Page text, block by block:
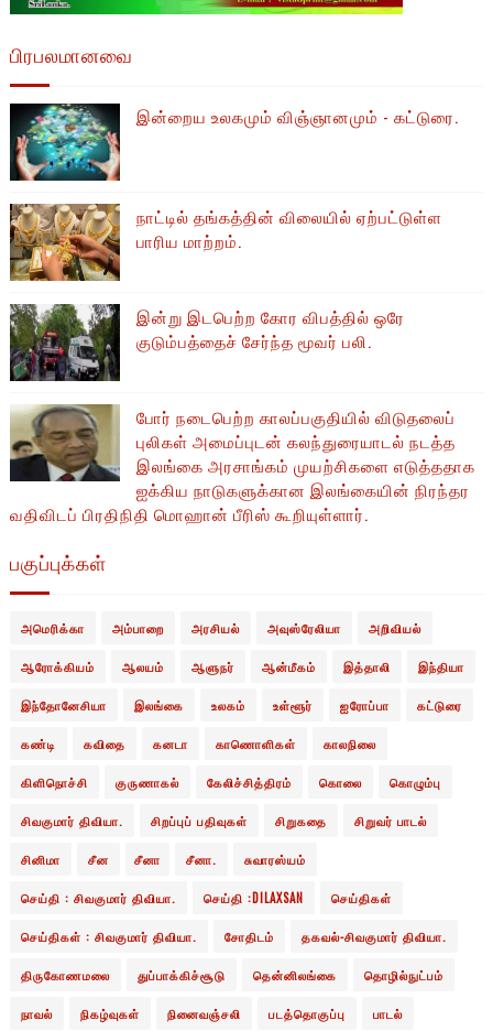
பிரபலமானவை
இன்றைய உலகமும் விஞ்ஞானமும் - கட்டுரை.
நாட்டில் தங்கத்தின் விலையில் ஏற்பட்டுள்ள
பாரிய மாற்றம்.
இன்று இடபெற்ற கோர விபத்தில் ஒரே
குடும்பத்தைச் சேர்ந்த மூவர் பலி.
போர் நடைபெற்ற காலப்பகுதியில் ​​விடுதலைப்
புலிகள் அமைப்புடன் கலந்துரையாடல் நடத்த
இலங்கை அரசாங்கம் முயற்சிகளை எடுத்ததாக
ஐக்கிய நாடுகளுக்கான இலங்கையின் நிரந்தர
வதிவிடப் பிரதிநிதி மொஹான் பீரிஸ் கூறியுள்ளார்.
பகுப்புக்கள்
அமெரிக்கா அம்பாறை அரசியல் அவுஸ்ரேலியா அறிவியல்
ஆரோக்கியம் ஆலயம் ஆளுநர் ஆன்மீகம் இத்தாலி இந்தியா
இந்தோனேசியா இலங்கை உலகம் உள்ளூர் ஐரோப்பா கட்டுரை
கண்டி கவிதை கனடா காணொளிகள் காலநிலை
கிளிநொச்சி குருணாகல் கேலிச்சித்திரம் கொலை கொழும்பு
சிவகுமார் திவியா. சிறப்புப் பதிவுகள் சிறுகதை சிறுவர் பாடல்
சினிமா சீன சீனா சீனா. சுவாரஸ்யம்
செய்தி : சிவகுமார் திவியா. செய்தி :DILAXSAN செய்திகள்
செய்திகள் : சிவகுமார் திவியா. சோதிடம் தகவல்-சிவகுமார் திவியா.
திருகோணமலை துப்பாக்கிச்சூடு தென்னிலங்கை தொழில்நுட்பம்
நாவல் நிகழ்வுகள் நினைவஞ்சலி படத்தொகுப்பு பாடல்